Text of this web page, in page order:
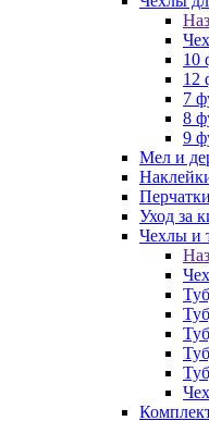
10
12
7
8
9
Мел и
Перчатки
Уход за
Чехлы и